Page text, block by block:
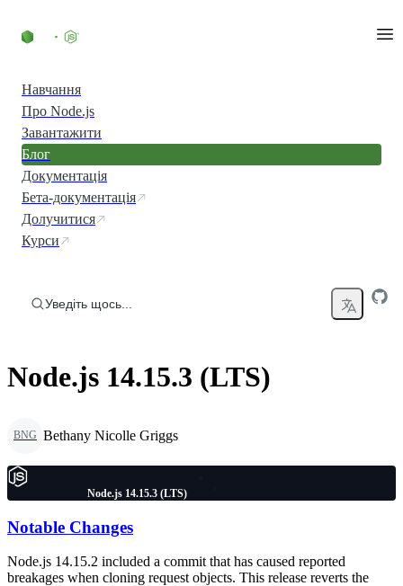
Навчання
Про Node.js
Завантажити
Блог
Документація
Бета-документація
Долучитися
Курси
Уведіть щось...
Node.js 14.15.3 (LTS)
BNG Bethany Nicolle Griggs
Node.js 14.15.3 (LTS)
Notable Changes
Node.js 14.15.2 included a commit that has caused reported
breakages when cloning request objects. This release reverts the